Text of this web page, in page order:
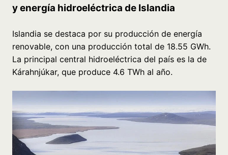
y energía hidroeléctrica de Islandia
Islandia se destaca por su producción de energía
renovable, con una producción total de 18.55 GWh.
La principal central hidroeléctrica del país es la de
Kárahnjúkar, que produce 4.6 TWh al año.